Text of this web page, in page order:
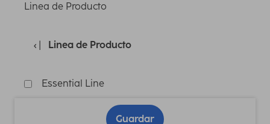
Linea de Producto
Linea de Producto
Essential Line
Guardar